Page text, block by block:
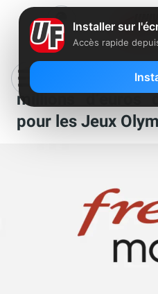
Free Mobile
millions d’euros
pour les Jeux
Installer sur
Accès rapide